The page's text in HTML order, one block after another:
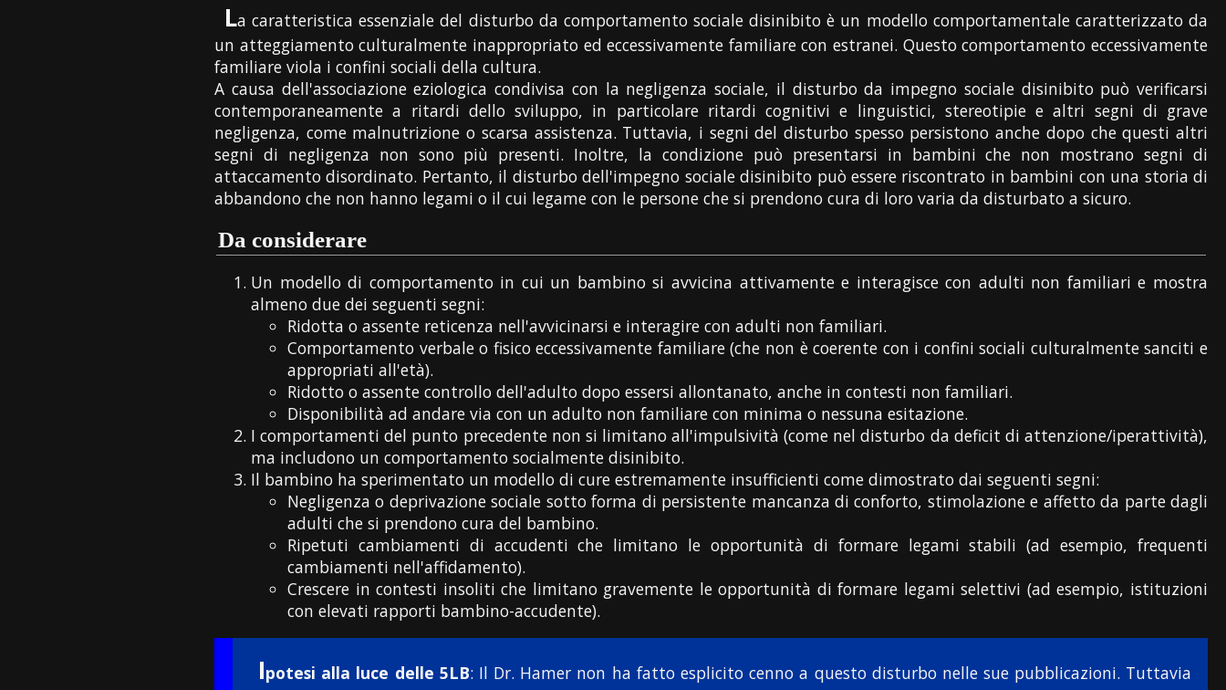
La caratteristica essenziale del disturbo da comportamento sociale disinibito è un modello comportamentale caratterizzato da
un atteggiamento culturalmente inappropriato ed eccessivamente familiare con estranei. Questo comportamento eccessivamente
familiare viola i confini sociali della cultura.
A causa dell'associazione eziologica condivisa con la negligenza sociale, il disturbo da impegno sociale disinibito può verificarsi
contemporaneamente a ritardi dello sviluppo, in particolare ritardi cognitivi e linguistici, stereotipie e altri segni di grave
negligenza, come malnutrizione o scarsa assistenza. Tuttavia, i segni del disturbo spesso persistono anche dopo che questi altri
segni di negligenza non sono più presenti. Inoltre, la condizione può presentarsi in bambini che non mostrano segni di
attaccamento disordinato. Pertanto, il disturbo dell'impegno sociale disinibito può essere riscontrato in bambini con una storia di
abbandono che non hanno legami o il cui legame con le persone che si prendono cura di loro varia da disturbato a sicuro.
Da considerare
Un modello di comportamento in cui un bambino si avvicina attivamente e interagisce con adulti non familiari e mostra
almeno due dei seguenti segni:
Ridotta o assente reticenza nell'avvicinarsi e interagire con adulti non familiari.
Comportamento verbale o fisico eccessivamente familiare (che non è coerente con i confini sociali culturalmente sanciti e
appropriati all'età).
Ridotto o assente controllo dell'adulto dopo essersi allontanato, anche in contesti non familiari.
Disponibilità ad andare via con un adulto non familiare con minima o nessuna esitazione.
I comportamenti del punto precedente non si limitano all'impulsività (come nel disturbo da deficit di attenzione/iperattività),
ma includono un comportamento socialmente disinibito.
Il bambino ha sperimentato un modello di cure estremamente insufficienti come dimostrato dai seguenti segni:
Negligenza o deprivazione sociale sotto forma di persistente mancanza di conforto, stimolazione e affetto da parte dagli
adulti che si prendono cura del bambino.
Ripetuti cambiamenti di accudenti che limitano le opportunità di formare legami stabili (ad esempio, frequenti
cambiamenti nell'affidamento).
Crescere in contesti insoliti che limitano gravemente le opportunità di formare legami selettivi (ad esempio, istituzioni
con elevati rapporti bambino-accudente).
Ipotesi alla luce delle 5LB: Il Dr. Hamer non ha fatto esplicito cenno a questo disturbo nelle sue pubblicazioni. Tuttavia